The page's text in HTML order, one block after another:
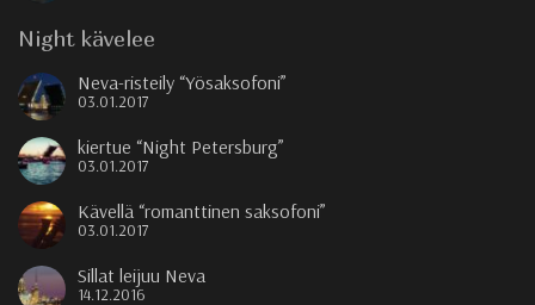
Night kävelee
Neva-risteily “Yösaksofoni”
03.01.2017
kiertue “Night Petersburg”
03.01.2017
Kävellä “romanttinen saksofoni”
03.01.2017
Sillat leijuu Neva
14.12.2016